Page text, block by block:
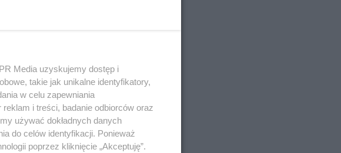
Media uzyskujemy dostęp i
takie jak unikalne identyfikatory,
w celu zapewniania
i treści, badanie odbiorców oraz
używać dokładnych danych
do celów identyfikacji. Ponieważ
poprzez kliknięcie „Akceptuję”.